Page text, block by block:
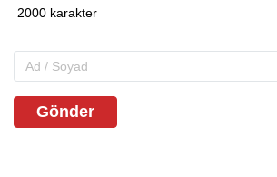
Gönder